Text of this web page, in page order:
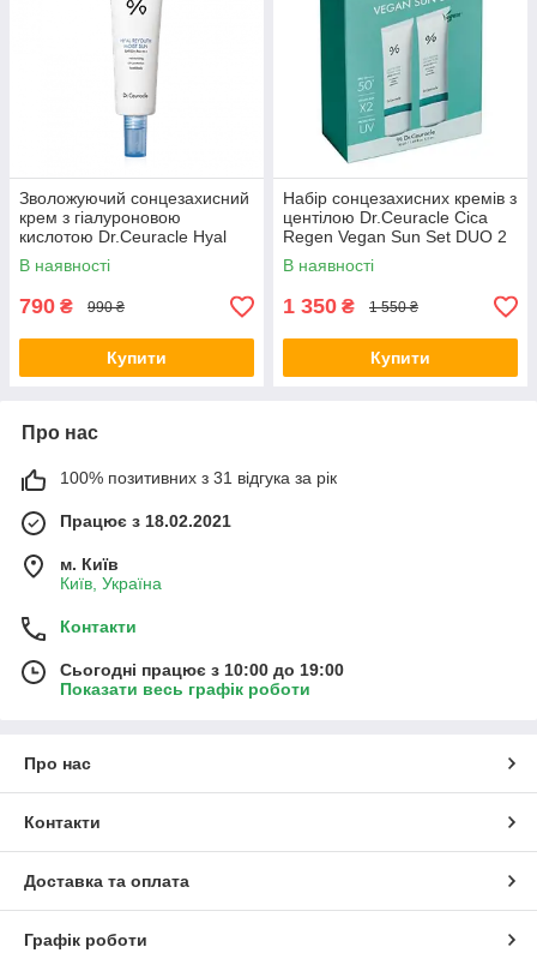
Зволожуючий сонцезахисний
крем з гіалуроновою
кислотою Dr.Ceuracle Hyal
Reyouth Moist Sun
SPF50/PA++++ 50 мл
В наявності
790 ₴ 990 ₴
Купити
Набір сонцезахисних кремів з
центілою Dr.Ceuracle Cica
Regen Vegan Sun Set DUO 2
в 1 (50 мл*2)
В наявності
1 350 ₴ 1 550 ₴
Купити
Про нас
100% позитивних з 31 відгука за рік
Працює з 18.02.2021
м. Київ
Київ, Україна
Контакти
Сьогодні працює з 10:00 до 19:00
Показати весь графік роботи
Про нас
Контакти
Доставка та оплата
Графік роботи